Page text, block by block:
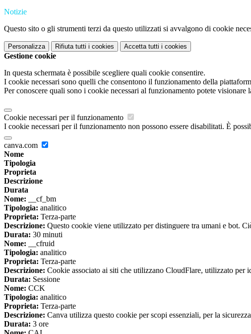
Notizie
Questo sito o gli strumenti terzi da questo utilizzati si avvalgono di cookie
Personalizza Rifiuta tutti i cookies Accetta tutti i cookies
Gestione cookie
In questa schermata è possibile scegliere quali cookie consentire.
I cookie necessari sono quelli che consentono il funzionamento della
Per conoscere quali sono i cookie necessari al funzionamento potete visionare
Cookie necessari per il funzionamento
I cookie necessari per il funzionamento non possono essere disabilitati. È
canva.com
Nome
Tipologia
Proprieta
Descrizione
Durata
Nome: __cf_bm
Tipologia: analitico
Proprieta: Terza-parte
Descrizione: Questo cookie viene utilizzato per distinguere tra umani e bot.
Durata: 30 minuti
Nome: __cfruid
Tipologia: analitico
Proprieta: Terza-parte
Descrizione: Cookie associato ai siti che utilizzano CloudFlare, utilizzato per
Durata: Sessione
Nome: CCK
Tipologia: analitico
Proprieta: Terza-parte
Descrizione: Canva utilizza questo cookie per scopi essenziali, per la
Durata: 3 ore